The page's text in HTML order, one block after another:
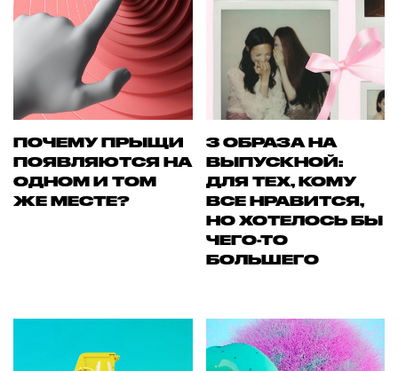
ПОЧЕМУ ПРЫЩИ
ПОЯВЛЯЮТСЯ НА
ОДНОМ И ТОМ
ЖЕ МЕСТЕ?
3 ОБРАЗА НА
ВЫПУСКНОЙ:
ДЛЯ ТЕХ, КОМУ
ВСЕ НРАВИТСЯ,
НО ХОТЕЛОСЬ БЫ
ЧЕГО-ТО
БОЛЬШЕГО